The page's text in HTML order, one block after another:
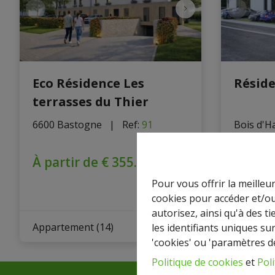
Pour vous offrir la
cookies pour accéder et/
autorisez, ainsi qu'à des
les identifiants uniques
'cookies' ou 'paramètres
Politique de cookies et
Eco Résidence Les
terrasses du Thier
6600 Bastogne
   |
Ref: 91
À partir de € 355.000
Appartement (14) 1+
Bois